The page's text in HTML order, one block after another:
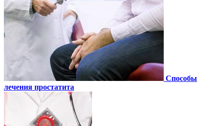
Способы
лечения простатита